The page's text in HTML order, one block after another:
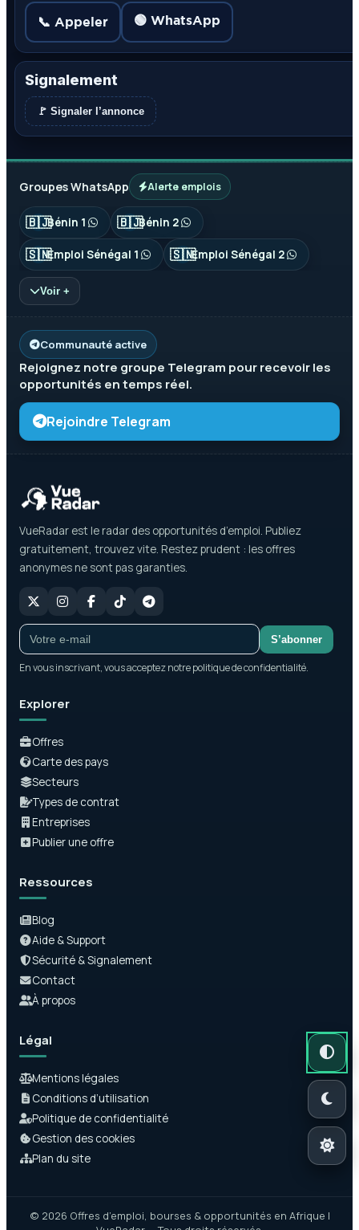
📞 Appeler 🟢 WhatsApp
Signalement
🚩 Signaler l’annonce
Groupes WhatsApp Alerte emplois
🇧🇯Bénin 1 🇧🇯Bénin 2
🇸🇳Emploi Sénégal 1 🇸🇳Emploi Sénégal 2
Voir +
Communauté active
Rejoignez notre groupe Telegram pour recevoir les
opportunités en temps réel.
Rejoindre Telegram
VueRadar est le radar des opportunités d’emploi. Publiez
gratuitement, trouvez vite. Restez prudent : les offres
anonymes ne sont pas garanties.
S’abonner
En vous inscrivant, vous acceptez notre politique de confidentialité.
Explorer
Offres
Carte des pays
Secteurs
Types de contrat
Entreprises
Publier une offre
Ressources
Blog
Aide & Support
Sécurité & Signalement
Contact
À propos
Légal
Mentions légales
Conditions d’utilisation
Politique de confidentialité
Gestion des cookies
Plan du site
© 2026 Offres d’emploi, bourses & opportunités en Afrique |
Mode
Mode
Mode clair